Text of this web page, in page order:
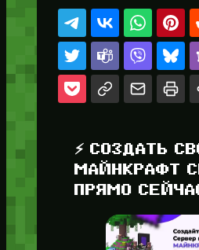
⚡ СОЗДАТЬ
МАЙНКРАФТ
ПРЯМО